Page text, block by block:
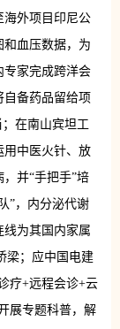
海外项目印尼公
和血压数据，为
专家完成跨洋会
备药品留给项
在南山宾坦工
用中医火针、放
并“手把手”培
”，内分泌代谢
为其国内家属
梁；应中国电建
疗+远程会诊+云
展专题科普，解